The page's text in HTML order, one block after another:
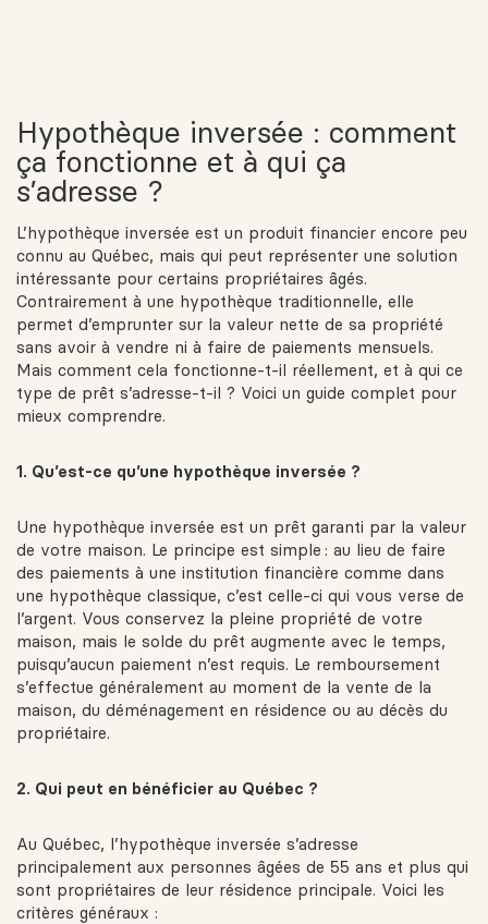
Hypothèque inversée : comment
ça fonctionne et à qui ça
s’adresse ?
L’hypothèque inversée est un produit financier encore peu
connu au Québec, mais qui peut représenter une solution
intéressante pour certains propriétaires âgés.
Contrairement à une hypothèque traditionnelle, elle
permet d’emprunter sur la valeur nette de sa propriété
sans avoir à vendre ni à faire de paiements mensuels.
Mais comment cela fonctionne-t-il réellement, et à qui ce
type de prêt s’adresse-t-il ? Voici un guide complet pour
mieux comprendre.
1. Qu’est-ce qu’une hypothèque inversée ?
Une hypothèque inversée est un prêt garanti par la valeur
de votre maison. Le principe est simple : au lieu de faire
des paiements à une institution financière comme dans
une hypothèque classique, c’est celle-ci qui vous verse de
l’argent. Vous conservez la pleine propriété de votre
maison, mais le solde du prêt augmente avec le temps,
puisqu’aucun paiement n’est requis. Le remboursement
s’effectue généralement au moment de la vente de la
maison, du déménagement en résidence ou au décès du
propriétaire.
2. Qui peut en bénéficier au Québec ?
Au Québec, l’hypothèque inversée s’adresse
principalement aux personnes âgées de 55 ans et plus qui
sont propriétaires de leur résidence principale. Voici les
critères généraux :